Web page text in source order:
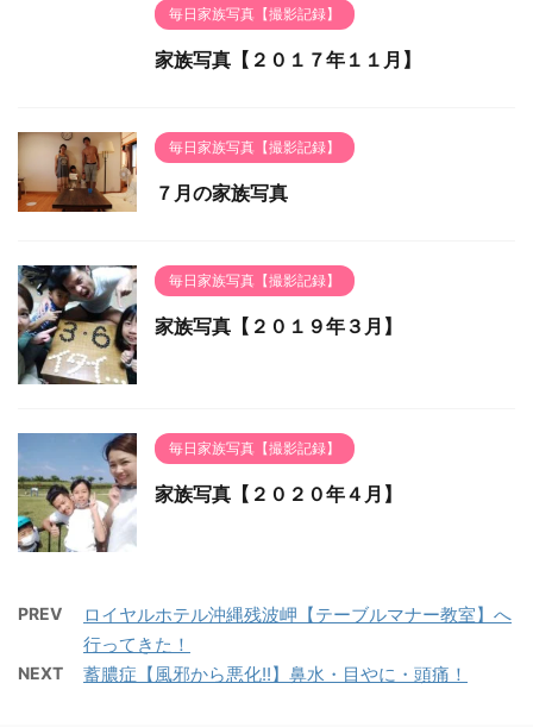
毎日家族写真【撮影記録】
家族写真【２０１７年１１月】
毎日家族写真【撮影記録】
７月の家族写真
毎日家族写真【撮影記録】
家族写真【２０１９年３月】
毎日家族写真【撮影記録】
家族写真【２０２０年４月】
PREV
ロイヤルホテル沖縄残波岬【テーブルマナー教室】へ
行ってきた！
NEXT 蓄膿症【風邪から悪化!!】鼻水・目やに・頭痛！